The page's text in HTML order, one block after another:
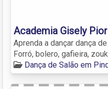
Academia Gisely
Aprenda a dançar dança
Forró, bolero, gafieira,
Dança de Salão em